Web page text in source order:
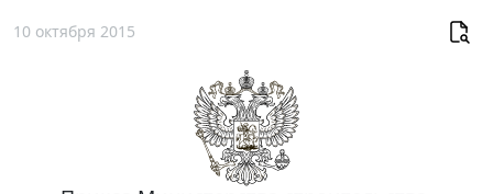
10 октября 2015